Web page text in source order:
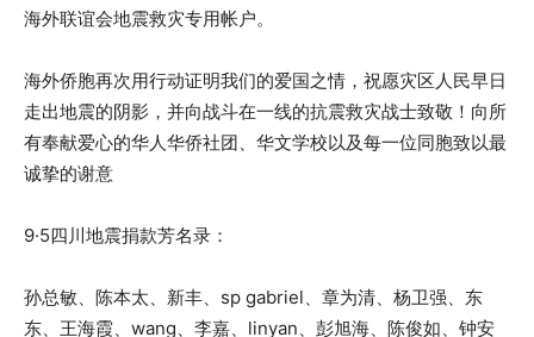
海外联谊会地震救灾专用帐户。
海外侨胞再次用行动证明我们的爱国之情，祝愿灾区人民早日
走出地震的阴影，并向战斗在一线的抗震救灾战士致敬！向所
有奉献爱心的华人华侨社团、华文学校以及每一位同胞致以最
诚挚的谢意
9·5四川地震捐款芳名录：
孙总敏、陈本太、新丰、sp gabriel、章为清、杨卫强、东
东、王海霞、wang、李嘉、linyan、彭旭海、陈俊如、钟安